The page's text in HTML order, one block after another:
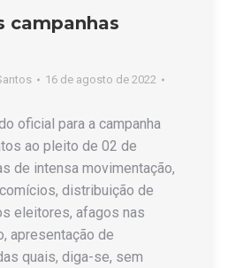
campanhas
16 de agosto de 2022
oficial para a campanha
ao pleito de 02 de
de intensa movimentação,
distribuição de
eleitores, afagos nas
apresentação de
quais, diga-se, sem